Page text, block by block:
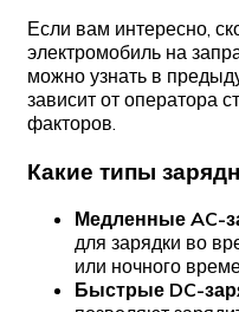
Если вам интересно,
электромобиль на
можно узнать в
зависит от оператора
факторов.
Какие типы
Медленные AC-
для зарядки во
или ночного
Быстрые DC-